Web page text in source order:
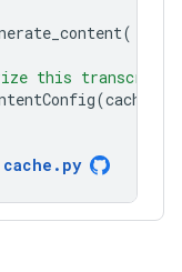
(
this transcript"
(
cache . py